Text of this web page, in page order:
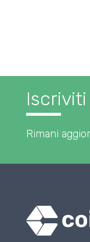
Rimani